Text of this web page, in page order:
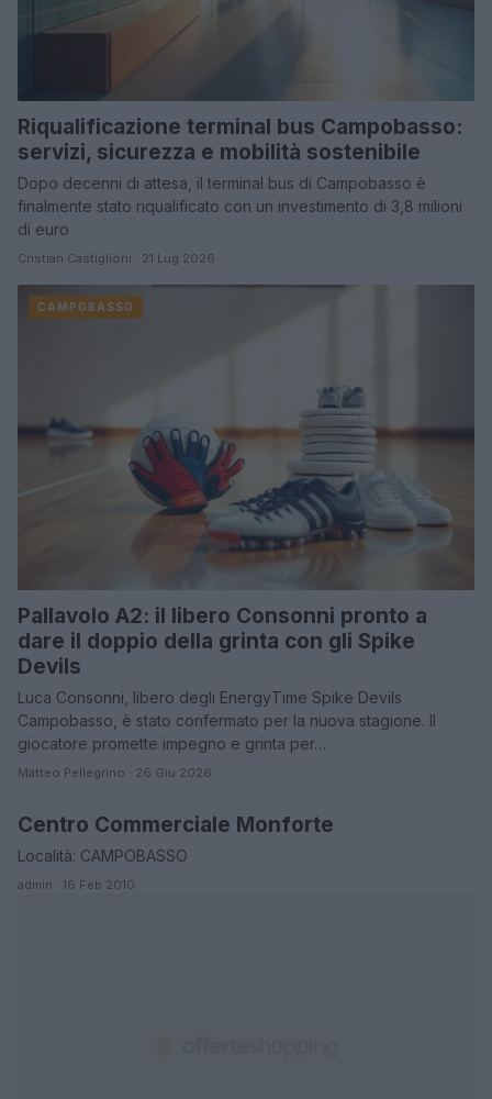
Riqualificazione terminal bus Campobasso:
servizi, sicurezza e mobilità sostenibile
Dopo decenni di attesa, il terminal bus di Campobasso è
finalmente stato riqualificato con un investimento di 3,8 milioni
di euro
Cristian Castiglioni · 21 Lug 2026
CAMPOBASSO
Pallavolo A2: il libero Consonni pronto a
dare il doppio della grinta con gli Spike
Devils
Luca Consonni, libero degli EnergyTime Spike Devils
Campobasso, è stato confermato per la nuova stagione. Il
giocatore promette impegno e grinta per…
Matteo Pellegrino · 26 Giu 2026
CAMPOBASSO
Centro Commerciale Monforte
Località: CAMPOBASSO
admin · 16 Feb 2010